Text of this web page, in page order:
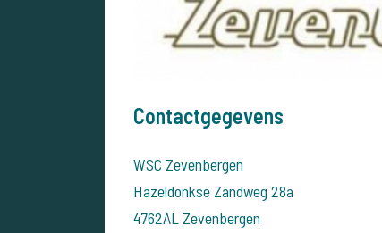
Contactgegevens
WSC Zevenbergen
Hazeldonkse Zandweg 28a
4762AL Zevenbergen